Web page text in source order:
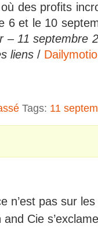
des profits
6 et le 10
– 11 septembre
liens /
Tags: 11
n’est pas sur
Cie